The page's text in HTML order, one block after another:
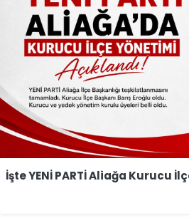
İşte YENİ PARTİ Aliağa Kurucu